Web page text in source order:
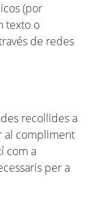
(por
texto o
de redes
recollides a
al compliment
com a
per a